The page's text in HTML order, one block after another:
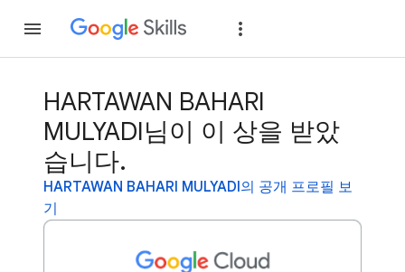
HARTAWAN BAHARI
MULYADI님이 이 상을 받았
습니다.
HARTAWAN BAHARI MULYADI의 공개 프로필 보
기